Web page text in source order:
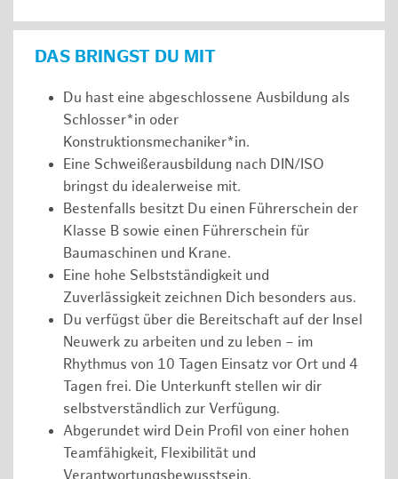
DAS BRINGST DU MIT
Du hast eine abgeschlossene Ausbildung als
Schlosser*in oder
Konstruktionsmechaniker*in.
Eine Schweißerausbildung nach DIN/ISO
bringst du idealerweise mit.
Bestenfalls besitzt Du einen Führerschein der
Klasse B sowie einen Führerschein für
Baumaschinen und Krane.
Eine hohe Selbstständigkeit und
Zuverlässigkeit zeichnen Dich besonders aus.
Du verfügst über die Bereitschaft auf der Insel
Neuwerk zu arbeiten und zu leben – im
Rhythmus von 10 Tagen Einsatz vor Ort und 4
Tagen frei. Die Unterkunft stellen wir dir
selbstverständlich zur Verfügung.
Abgerundet wird Dein Profil von einer hohen
Teamfähigkeit, Flexibilität und
Verantwortungsbewusstsein.